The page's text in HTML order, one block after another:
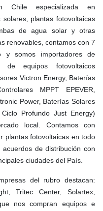
Chile especializada en
solares, plantas fotovoltaicas
de agua solar y otras
renovables, contamos con 7
y somos importadores de
de equipos fotovoltaicos
Victron Energy, Baterías
MPPT EPEVER,
Power, Baterías Solares
Profundo Just Energy)
local. Contamos con
plantas fotovoltaicas en todo
de distribución con
ciudades del País.
del rubro destacan:
Tritec Center, Solartex,
nos compran equipos e